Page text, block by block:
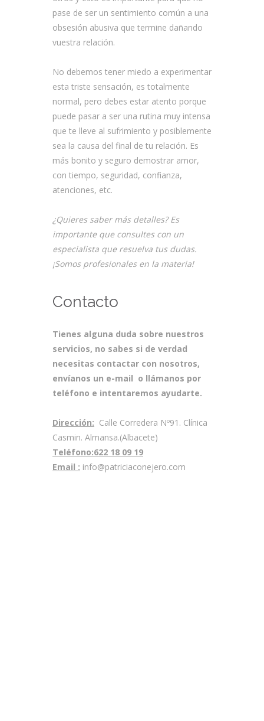
pase de ser un sentimiento común a una
obsesión abusiva que termine dañando
vuestra relación.
No debemos tener miedo a experimentar
esta triste sensación, es totalmente
normal, pero debes estar atento porque
puede pasar a ser una rutina muy intensa
que te lleve al sufrimiento y posiblemente
sea la causa del final de tu relación. Es
más bonito y seguro demostrar amor,
con tiempo, seguridad, confianza,
atenciones, etc.
¿Quieres saber más detalles? Es
importante que consultes con un
especialista que resuelva tus dudas.
¡Somos profesionales en la materia!
Contacto
Tienes alguna duda sobre nuestros
servicios, no sabes si de verdad
necesitas contactar con nosotros,
envíanos un e-mail o llámanos por
teléfono e intentaremos ayudarte.
Dirección: Calle Corredera Nº91. Clínica
Casmin. Almansa.(Albacete)
Teléfono:622 18 09 19
Email : info@patriciaconejero.com